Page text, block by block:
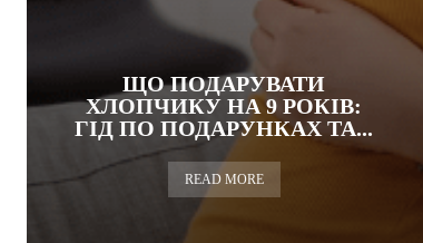
ЩО ПОДАРУВАТИ
ХЛОПЧИКУ НА 9 РОКІВ:
ГІД ПО ПОДАРУНКАХ ТА...
READ MORE